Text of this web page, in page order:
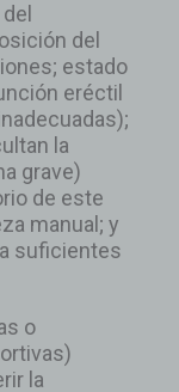
del
estado
eréctil
la
grave)
de este
manual; y
suficientes
o
la